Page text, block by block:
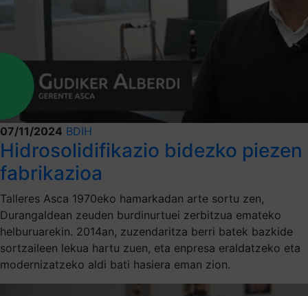
07/11/2024 BDIH
Hidrosolidifikazio bidezko piezen
fabrikazioa
Talleres Asca 1970eko hamarkadan arte sortu zen,
Durangaldean zeuden burdinurtuei zerbitzua emateko
helburuarekin. 2014an, zuzendaritza berri batek bazkide
sortzaileen lekua hartu zuen, eta enpresa eraldatzeko eta
modernizatzeko aldi bati hasiera eman zion.